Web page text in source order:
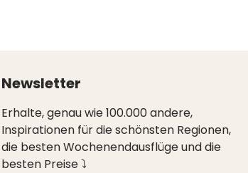
Newsletter
Erhalte, genau wie 100.000 andere,
Inspirationen für die schönsten Regionen,
die besten Wochenendausflüge und die
besten Preise ⤵